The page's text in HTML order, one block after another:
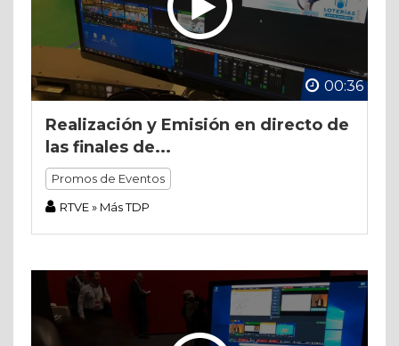
00:36
Realización y Emisión en directo de
las finales de...
Promos de Eventos
RTVE » Más TDP